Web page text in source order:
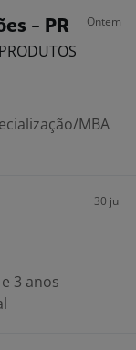
- PR Ontem
MBA
30 jul
3 anos